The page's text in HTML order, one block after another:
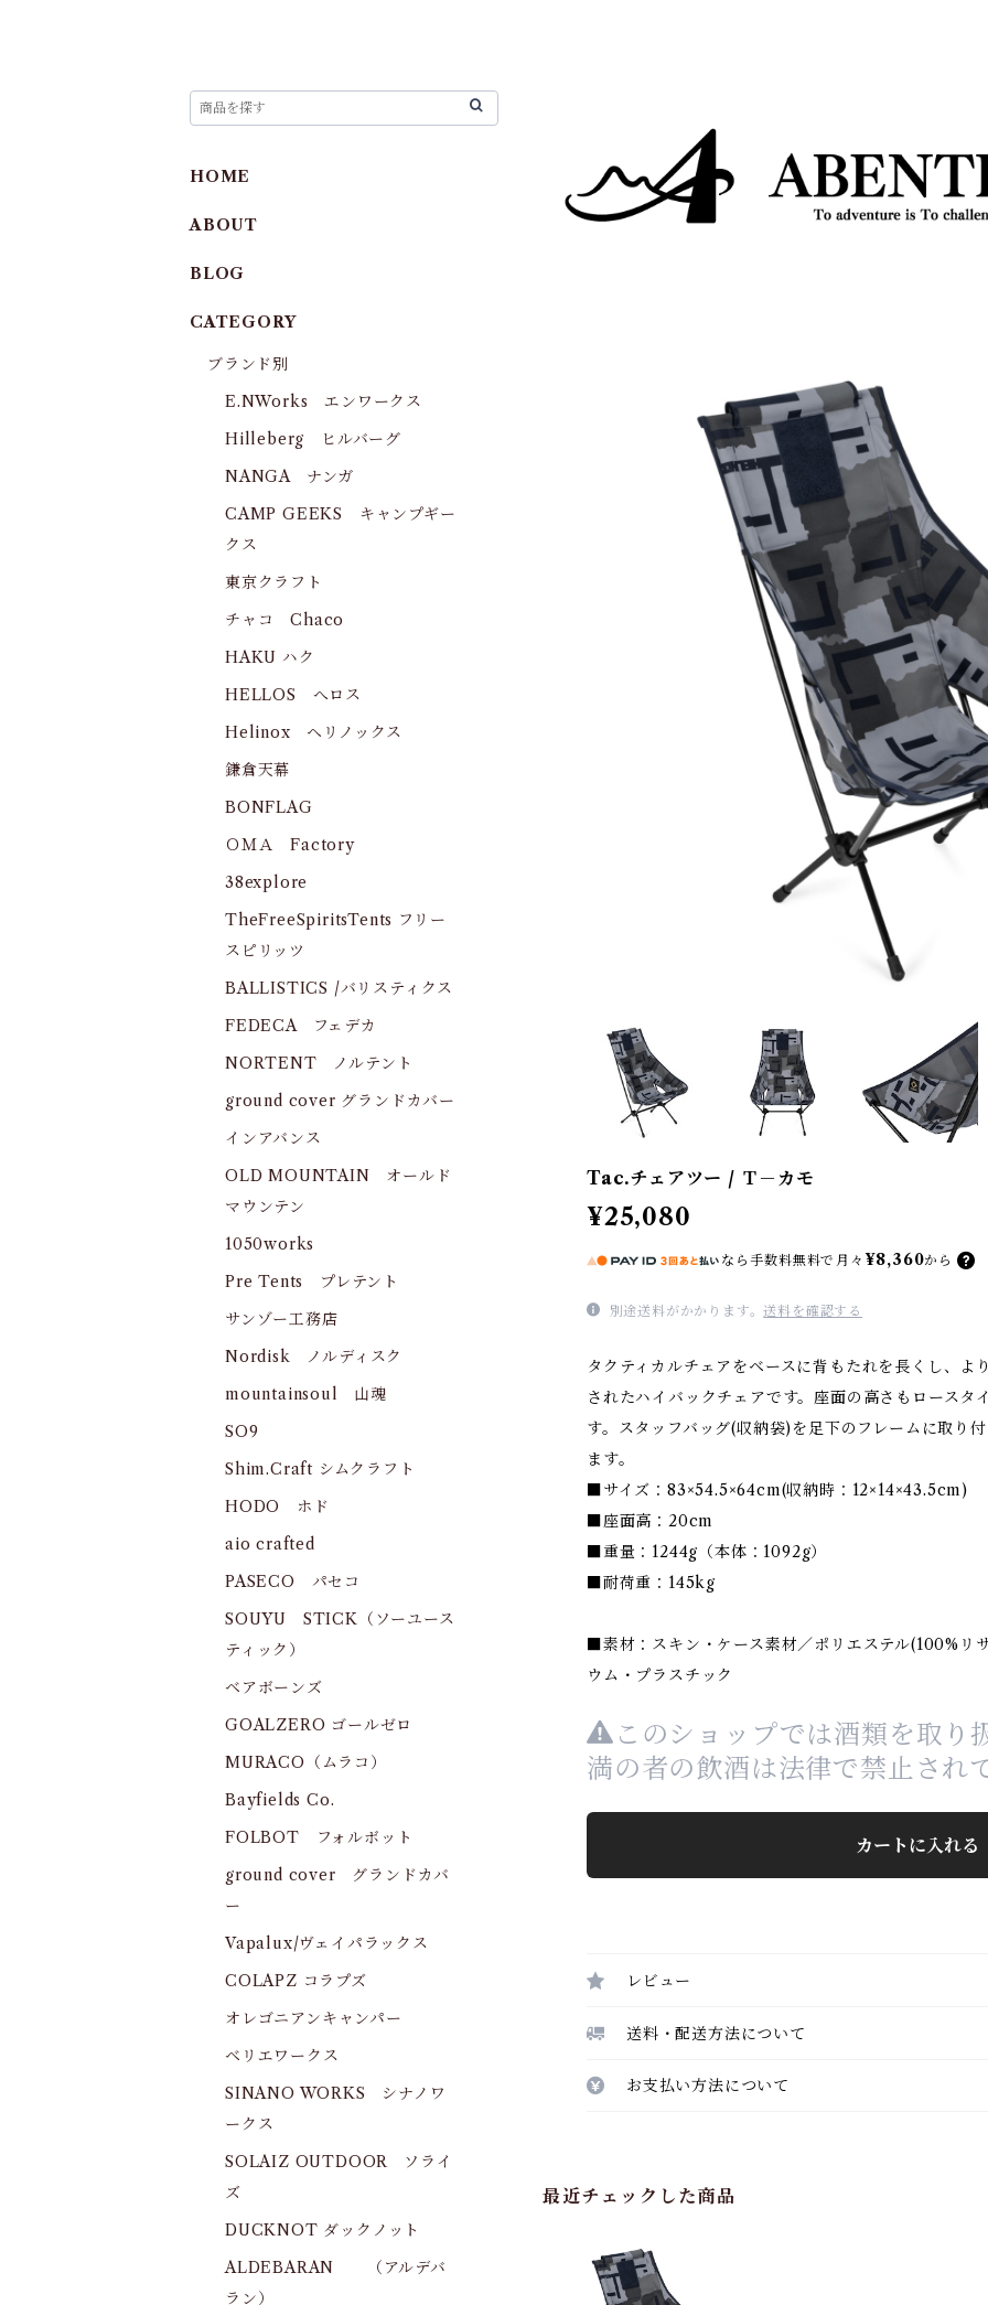
Tac.チェアツー / Ｔ－カモ
¥25,080
なら 手数料無料で 月々 ¥8,360から
別途送料がかかります。送料を確認する
タクティカルチェアをベースに背もたれを長くし、よ
されたハイバックチェアです。座面の高さもロースタ
す。スタッフバッグ(収納袋)を足下のフレームに取り
ます。
■サイズ：83×54.5×64cm(収納時：12×14×43.5cm)
■座面高：20cm
■重量：1244g（本体：1092g）
■耐荷重：145kg
■素材：️スキン・ケース素材／ポリエステル(100%リ
ウム・プラスチック
このショップでは酒類を取り
満の者の飲酒は法律で禁止され
カートに入れる
レビュー
送料・配送方法について
お支払い方法について
最近チェックした商品
HOME
ABOUT
BLOG
CATEGORY
ブランド別
E.NWorks エンワークス
Hilleberg ヒルバーグ
NANGA ナンガ
CAMP GEEKS キャンプギー
クス
東京クラフト
チャコ Chaco
HAKU ハク
HELLOS へロス
Helinox ヘリノックス
鎌倉天幕
BONFLAG
ＯＭＡ Factory
38explore
TheFreeSpiritsTents フリー
スピリッツ
BALLISTICS /バリスティクス
FEDECA フェデカ
NORTENT ノルテント
ground cover グランドカバー
インアバンス
OLD MOUNTAIN オールド
マウンテン
1050works
Pre Tents プレテント
サンゾー工務店
Nordisk ノルディスク
mountainsoul 山魂
SO9
Shim.Craft シムクラフト
HODO ホド
aio crafted
PASECO パセコ
SOUYU STICK（ソーユース
ティック）
ベアボーンズ
GOALZERO ゴールゼロ
MURACO（ムラコ）
Bayfields Co.
FOLBOT フォルボット
ground cover グランドカバ
ー
Vapalux/ヴェイパラックス
COLAPZ コラプズ
オレゴニアンキャンパー
ベリエワークス
SINANO WORKS シナノワ
ークス
SOLAIZ OUTDOOR ソライ
ズ
DUCKNOT ダックノット
ALDEBARAN （アルデバ
ラン）